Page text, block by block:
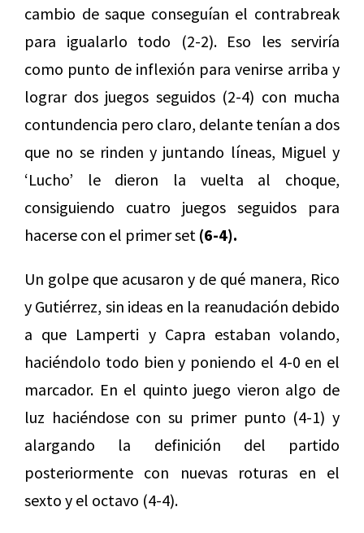
cambio de saque conseguían el contrabreak
para igualarlo todo (2-2). Eso les serviría
como punto de inflexión para venirse arriba y
lograr dos juegos seguidos (2-4) con mucha
contundencia pero claro, delante tenían a dos
que no se rinden y juntando líneas, Miguel y
‘Lucho’ le dieron la vuelta al choque,
consiguiendo cuatro juegos seguidos para
hacerse con el primer set (6-4).
Un golpe que acusaron y de qué manera, Rico
y Gutiérrez, sin ideas en la reanudación debido
a que Lamperti y Capra estaban volando,
haciéndolo todo bien y poniendo el 4-0 en el
marcador. En el quinto juego vieron algo de
luz haciéndose con su primer punto (4-1) y
alargando la definición del partido
posteriormente con nuevas roturas en el
sexto y el octavo (4-4).